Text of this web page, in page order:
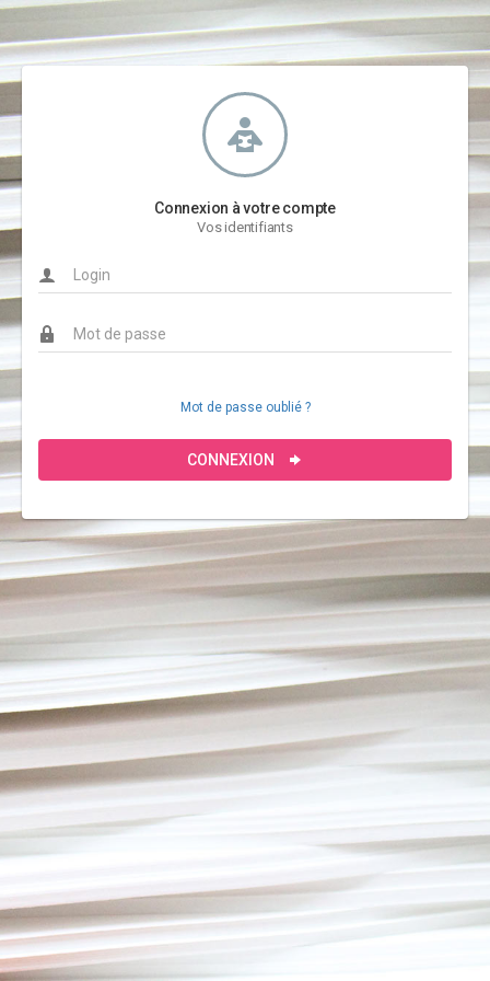
Connexion à votre compte
Vos identifiants
Mot de passe oublié ?
CONNEXION